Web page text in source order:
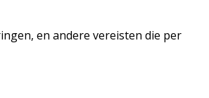
en andere vereisten die per